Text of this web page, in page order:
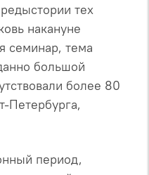
тех
накануне
семинар, тема
большой
более 80
Петербурга,
период,